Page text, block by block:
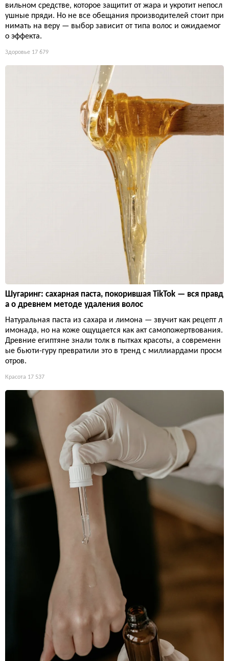
вильном средстве, которое защитит от жара и укротит непосл
ушные пряди. Но не все обещания производителей стоит при
нимать на веру — выбор зависит от типа волос и ожидаемог
о эффекта.
Здоровье 17 679
Шугаринг: сахарная паста, покорившая TikTok — вся правд
а о древнем методе удаления волос
Натуральная паста из сахара и лимона — звучит как рецепт л
имонада, но на коже ощущается как акт самопожертвования.
Древние египтяне знали толк в пытках красоты, а современн
ые бьюти-гуру превратили это в тренд с миллиардами просм
отров.
Красота 17 537